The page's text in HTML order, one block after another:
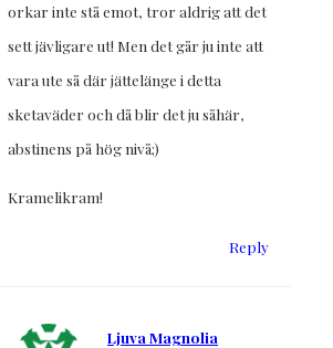
orkar inte stå emot, tror aldrig att det
sett jävligare ut! Men det går ju inte att
vara ute så där jättelänge i detta
sketaväder och då blir det ju såhär,
abstinens på hög nivå;)
Kramelikram!
Reply
Ljuva Magnolia